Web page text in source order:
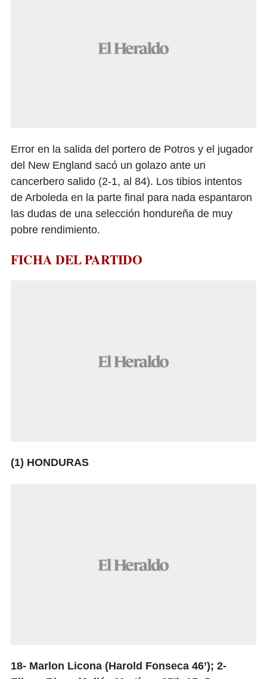
Error en la salida del portero de Potros y el jugador
del New England sacó un golazo ante un
cancerbero salido (2-1, al 84). Los tibios intentos
de Arboleda en la parte final para nada espantaron
las dudas de una selección hondureña de muy
pobre rendimiento.
FICHA DEL PARTIDO
(1) HONDURAS
18- Marlon Licona (Harold Fonseca 46’); 2-